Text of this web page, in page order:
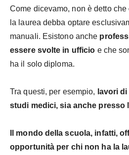
Come dicevamo, non è detto
la laurea debba optare
manuali. Esistono anche
essere svolte in ufficio e che
ha il solo diploma.
Tra questi, per esempio, lavori
studi medici, sia anche presso
Il mondo della scuola, infatti,
opportunità per chi non ha la